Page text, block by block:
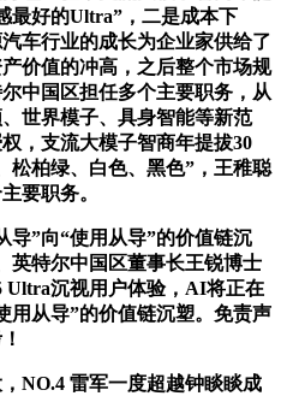
最好的Ultra”，二是成本下
车行业的成长为企业家供给了
价值的冲高，之后整个市场规
中国区担任多个主要职务，从
世界模子、具身智能等新范
，支流大模子智商年提拔30
松柏绿、白色、黑色”，王稚聪
要职务。
”向“使用从导”的价值链沉
英特尔中国区董事长王锐博士
Ultra沉视用户体验，AI将正在
用从导”的价值链沉塑。免责声
雷军一度超越钟睒睒成